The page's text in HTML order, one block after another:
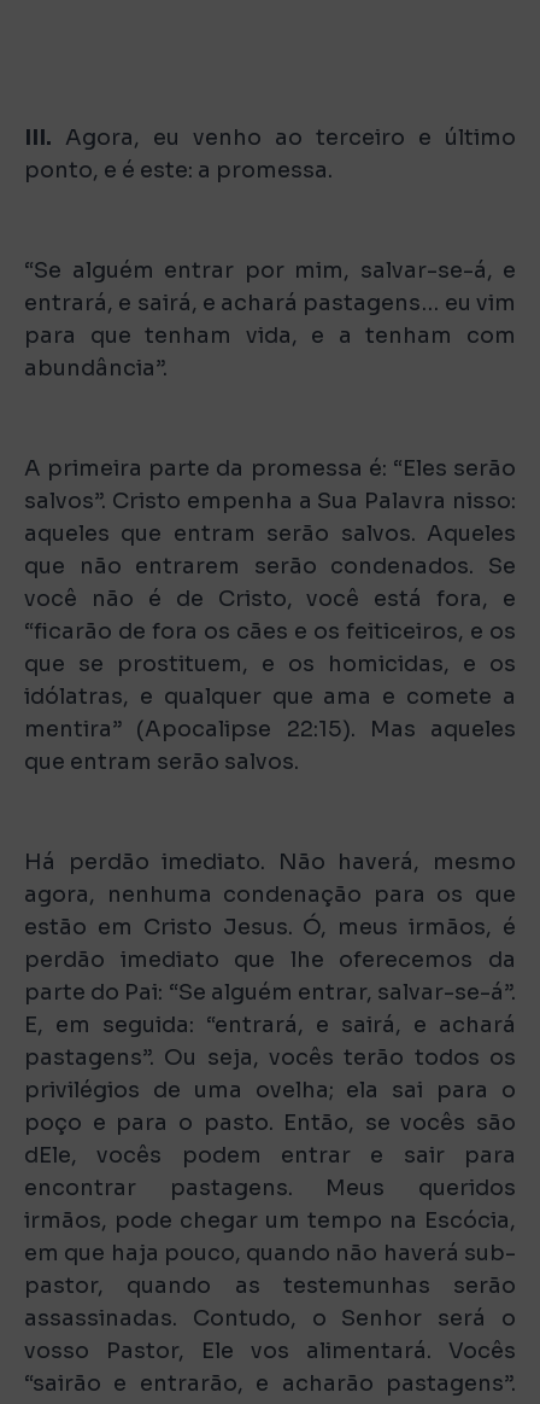
III. Agora, eu venho ao terceiro e último
ponto, e é este: a promessa.
“Se alguém entrar por mim, salvar-se-á, e
entrará, e sairá, e achará pastagens… eu vim
para que tenham vida, e a tenham com
abundância”.
A primeira parte da promessa é: “Eles serão
salvos”. Cristo empenha a Sua Palavra nisso:
aqueles que entram serão salvos. Aqueles
que não entrarem serão condenados. Se
você não é de Cristo, você está fora, e
“ficarão de fora os cães e os feiticeiros, e os
que se prostituem, e os homicidas, e os
idólatras, e qualquer que ama e comete a
mentira” (Apocalipse 22:15). Mas aqueles
que entram serão salvos.
Há perdão imediato. Não haverá, mesmo
agora, nenhuma condenação para os que
estão em Cristo Jesus. Ó, meus irmãos, é
perdão imediato que lhe oferecemos da
parte do Pai: “Se alguém entrar, salvar-se-á”.
E, em seguida: “entrará, e sairá, e achará
pastagens”. Ou seja, vocês terão todos os
privilégios de uma ovelha; ela sai para o
poço e para o pasto. Então, se vocês são
dEle, vocês podem entrar e sair para
encontrar pastagens. Meus queridos
irmãos, pode chegar um tempo na Escócia,
em que haja pouco, quando não haverá sub-
pastor, quando as testemunhas serão
assassinadas. Contudo, o Senhor será o
vosso Pastor, Ele vos alimentará. Vocês
“sairão e entrarão, e acharão pastagens”.